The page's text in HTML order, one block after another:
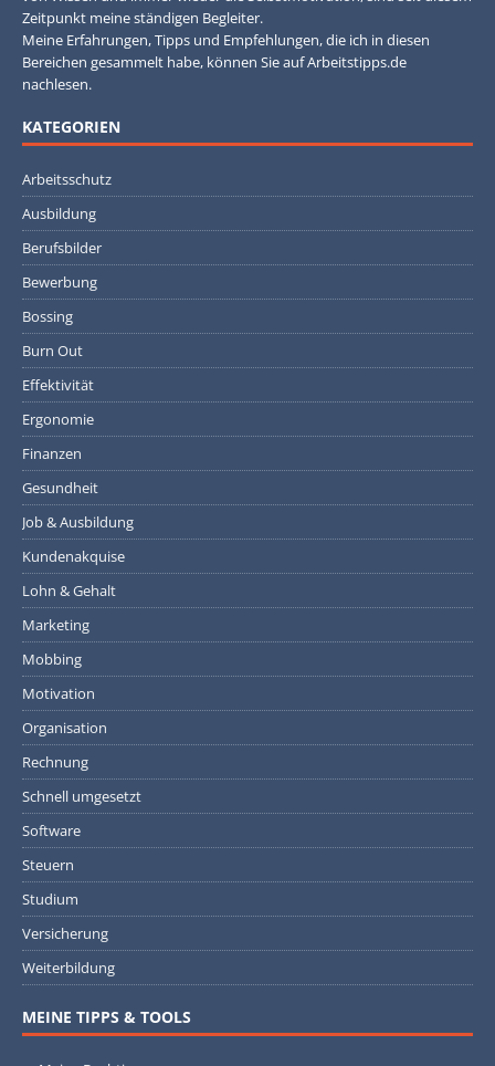
Zeitpunkt meine ständigen Begleiter.
Meine Erfahrungen, Tipps und Empfehlungen, die ich in diesen
Bereichen gesammelt habe, können Sie auf Arbeitstipps.de
nachlesen.
KATEGORIEN
Arbeitsschutz
Ausbildung
Berufsbilder
Bewerbung
Bossing
Burn Out
Effektivität
Ergonomie
Finanzen
Gesundheit
Job & Ausbildung
Kundenakquise
Lohn & Gehalt
Marketing
Mobbing
Motivation
Organisation
Rechnung
Schnell umgesetzt
Software
Steuern
Studium
Versicherung
Weiterbildung
MEINE TIPPS & TOOLS